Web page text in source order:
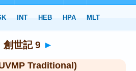
創世記 9 ►
Traditional)